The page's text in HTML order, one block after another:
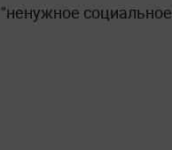
"ненужное